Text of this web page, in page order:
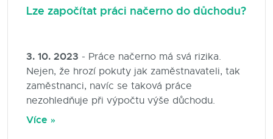
Lze započítat práci načerno do důchodu?
3. 10. 2023 - Práce načerno má svá rizika.
Nejen, že hrozí pokuty jak zaměstnavateli, tak
zaměstnanci, navíc se taková práce
nezohledňuje při výpočtu výše důchodu.
Více »